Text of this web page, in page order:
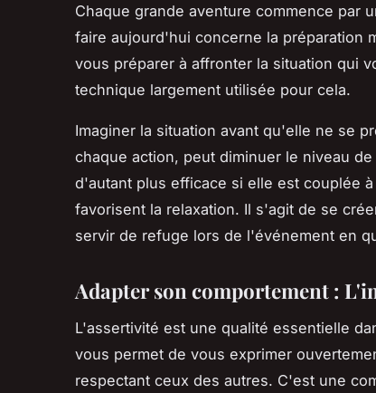
Chaque grande aventure commence par
faire aujourd'hui concerne la préparation
vous préparer à affronter la situation qui
technique largement utilisée pour cela.
Imaginer la situation avant qu'elle ne se
chaque action, peut diminuer le niveau
d'autant plus efficace si elle est couplée
favorisent la relaxation. Il s'agit de se
servir de refuge lors de l'événement en
Adapter son comportement :
L'assertivité est une qualité essentielle
vous permet de vous exprimer
respectant ceux des autres. C'est une